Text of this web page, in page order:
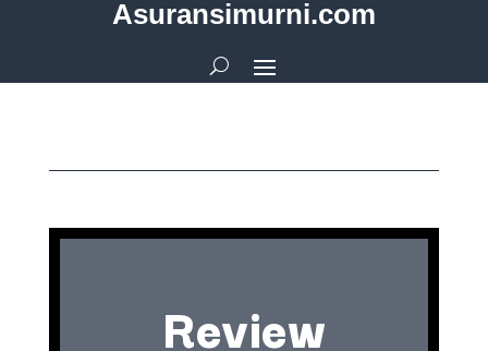
Asuransimurni.com
Review